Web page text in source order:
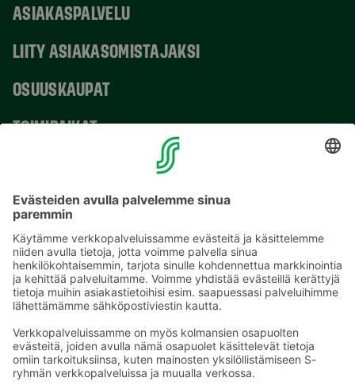
ASIAKASPALVELU
LIITY ASIAKASOMISTAJAKSI
OSUUSKAUPAT
TOIMIPAIKAT
Sähköpostiosoitteet S-ryhmässä ovat muotoa
etunimi.sukunimi@sok.fi
Seuraa meitä: